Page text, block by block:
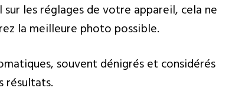
les réglages de votre appareil, cela ne
la meilleure photo possible.
souvent dénigrés et considérés
résultats.